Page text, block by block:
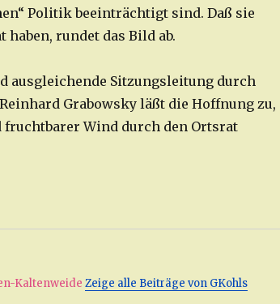
Politik beeinträchtigt sind. Daß sie
haben, rundet das Bild ab.
ausgleichende Sitzungsleitung durch
Grabowsky läßt die Hoffnung zu,
Wind durch den Ortsrat
Kaltenweide Zeige alle Beiträge von GKohls